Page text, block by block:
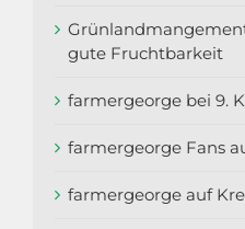
gute Fruchtbarkeit
farmergeorge bei 9.
farmergeorge Fans
farmergeorge auf